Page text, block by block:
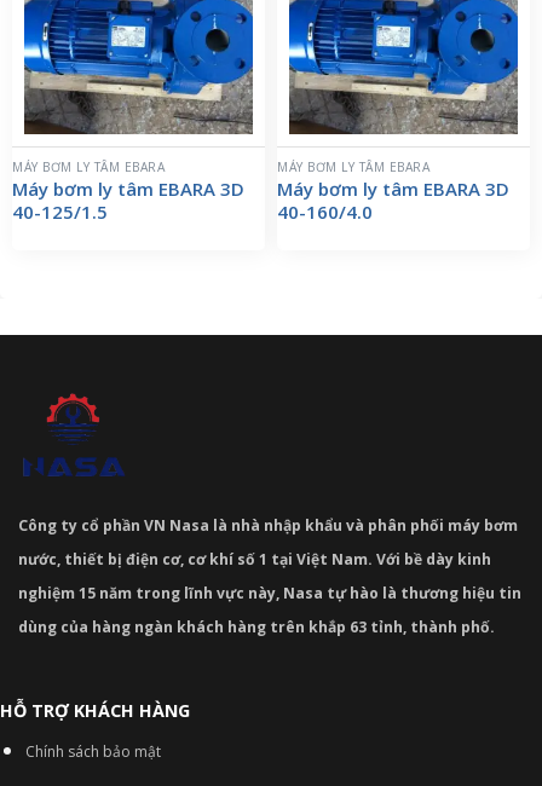
MÁY BƠM LY TÂM EBARA
Máy bơm ly tâm EBARA 3D
40-125/1.5
MÁY BƠM LY TÂM EBARA
Máy bơm ly tâm EBARA 3D
40-160/4.0
Công ty cổ phần VN Nasa là nhà nhập khẩu và phân phối máy bơm
nước, thiết bị điện cơ, cơ khí số 1 tại Việt Nam. Với bề dày kinh
nghiệm 15 năm trong lĩnh vực này, Nasa tự hào là thương hiệu tin
dùng của hàng ngàn khách hàng trên khắp 63 tỉnh, thành phố.
HỖ TRỢ KHÁCH HÀNG
Chính sách bảo mật